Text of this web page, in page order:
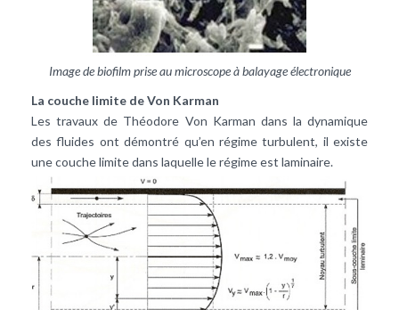
Image de biofilm prise au microscope à balayage électronique
La couche limite de Von Karman
Les travaux de Théodore Von Karman dans la dynamique
des fluides ont démontré qu’en régime turbulent, il existe
une couche limite dans laquelle le régime est laminaire.